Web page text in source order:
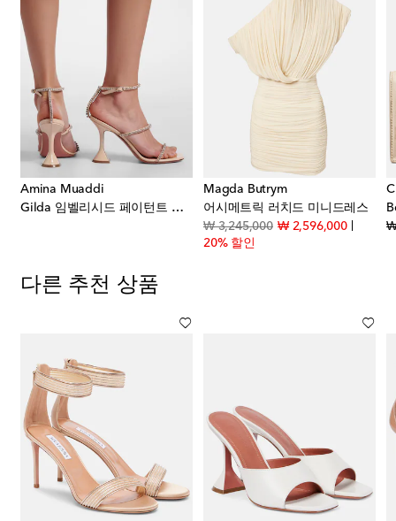
Amina Muaddi
Gilda 임벨리시드 페이턴트 레더 샌들
Magda Butrym
어시메트릭 러치드 미니드레스
₩ 3,245,000original price
₩ 2,596,000discount
20% 할인
₩
다른 추천 상품